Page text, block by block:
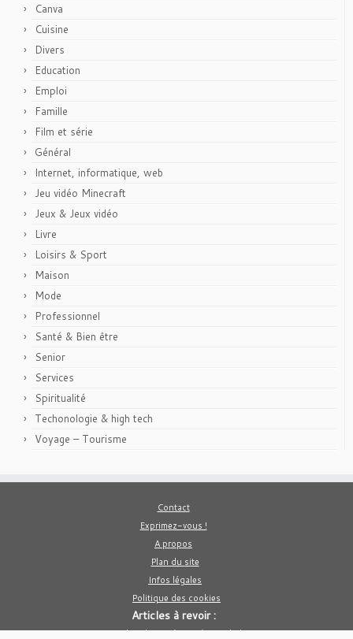
Canva
Cuisine
Divers
Education
Emploi
Famille
Film et série
Général
Internet, informatique, web
Jeu vidéo Minecraft
Jeux & Jeux vidéo
Livre
Loisirs & Sport
Maison
Mode
Professionnel
Santé & Bien être
Senior
Services
Spiritualité
Techonologie & high tech
Voyage – Tourisme
Contact
Exprimez-vous !
A propos
Plan du site
Infos légales
Politique des cookies
Articles à revoir :
10 des choses à faire à Bangkok